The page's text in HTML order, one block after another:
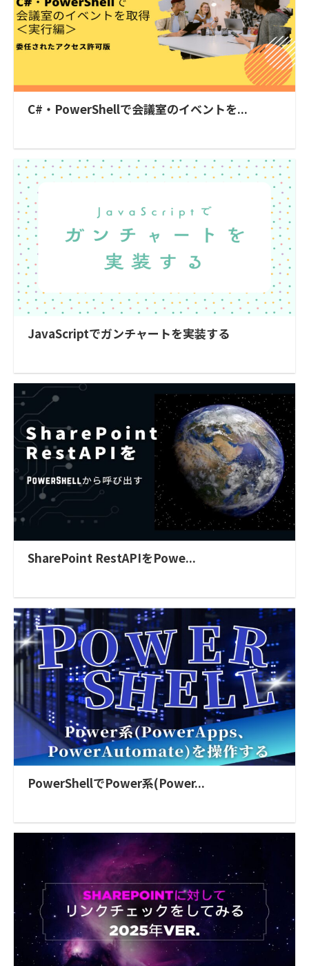
C#・PowerShellで会議室のイベントを...
JavaScriptでガンチャートを実装する
SharePoint RestAPIをPowe...
PowerShellでPower系(Power...